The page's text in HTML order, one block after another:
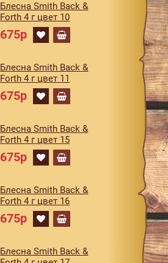
Блесна Smith Back &
Forth 4 г цвет 10
675р
Блесна Smith Back &
Forth 4 г цвет 11
675р
Блесна Smith Back &
Forth 4 г цвет 15
675р
Блесна Smith Back &
Forth 4 г цвет 16
675р
Блесна Smith Back &